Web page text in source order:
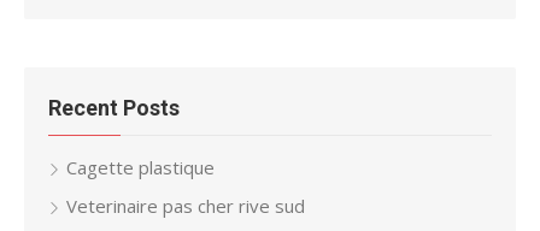
Recent Posts
Cagette plastique
Veterinaire pas cher rive sud